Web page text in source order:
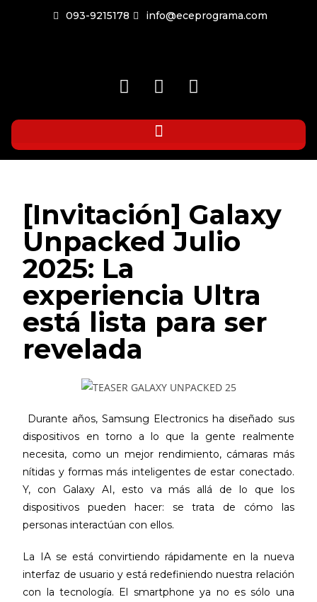
093-9215178 info@eceprograma.com
[Invitación] Galaxy
Unpacked Julio
2025: La
experiencia Ultra
está lista para ser
revelada
Durante años, Samsung Electronics ha diseñado sus
dispositivos en torno a lo que la gente realmente
necesita, como un mejor rendimiento, cámaras más
nítidas y formas más inteligentes de estar conectado.
Y, con Galaxy AI, esto va más allá de lo que los
dispositivos pueden hacer: se trata de cómo las
personas interactúan con ellos.
La IA se está convirtiendo rápidamente en la nueva
interfaz de usuario y está redefiniendo nuestra relación
con la tecnología. El smartphone ya no es sólo una